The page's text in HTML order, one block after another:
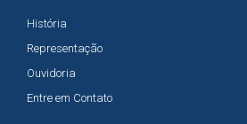
História
Representação
Ouvidoria
Entre em Contato